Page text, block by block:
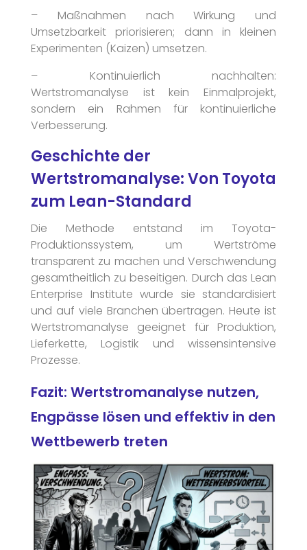
– Maßnahmen nach Wirkung und
Umsetzbarkeit priorisieren; dann in kleinen
Experimenten (Kaizen) umsetzen.
– Kontinuierlich nachhalten:
Wertstromanalyse ist kein Einmalprojekt,
sondern ein Rahmen für kontinuierliche
Verbesserung.
Geschichte der
Wertstromanalyse: Von Toyota
zum Lean-Standard
Die Methode entstand im Toyota-
Produktionssystem, um Wertströme
transparent zu machen und Verschwendung
gesamtheitlich zu beseitigen. Durch das Lean
Enterprise Institute wurde sie standardisiert
und auf viele Branchen übertragen. Heute ist
Wertstromanalyse geeignet für Produktion,
Lieferkette, Logistik und wissensintensive
Prozesse.
Fazit: Wertstromanalyse nutzen,
Engpässe lösen und effektiv in den
Wettbewerb treten